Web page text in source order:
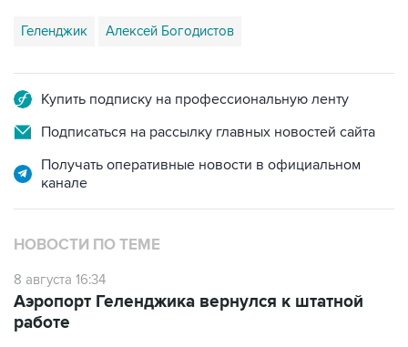
Геленджик Алексей Богодистов
Купить подписку на профессиональную ленту
Подписаться на рассылку главных новостей сайта
Получать оперативные новости в официальном
канале
НОВОСТИ ПО ТЕМЕ
8 августа 16:34
Аэропорт Геленджика вернулся к штатной
работе